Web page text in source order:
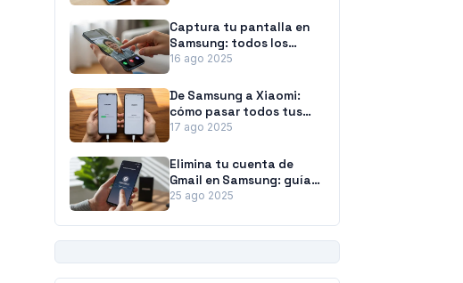
Captura tu pantalla en
Samsung: todos los
métodos a tu alcance
16 ago 2025
De Samsung a Xiaomi:
cómo pasar todos tus
datos sin esfuerzo
17 ago 2025
Elimina tu cuenta de
Gmail en Samsung: guía
para desvincularla sin
25 ago 2025